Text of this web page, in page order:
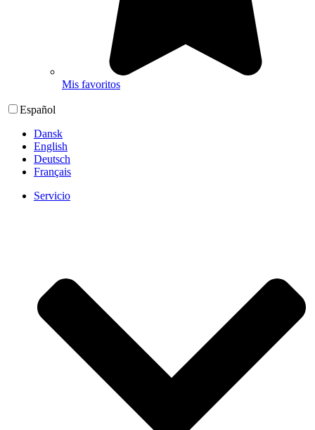
Mis favoritos
Español
Dansk
English
Deutsch
Français
Servicio